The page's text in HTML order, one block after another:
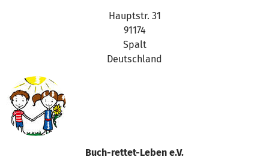
Hauptstr. 31
91174
Spalt
Deutschland
Buch-rettet-Leben e.V.